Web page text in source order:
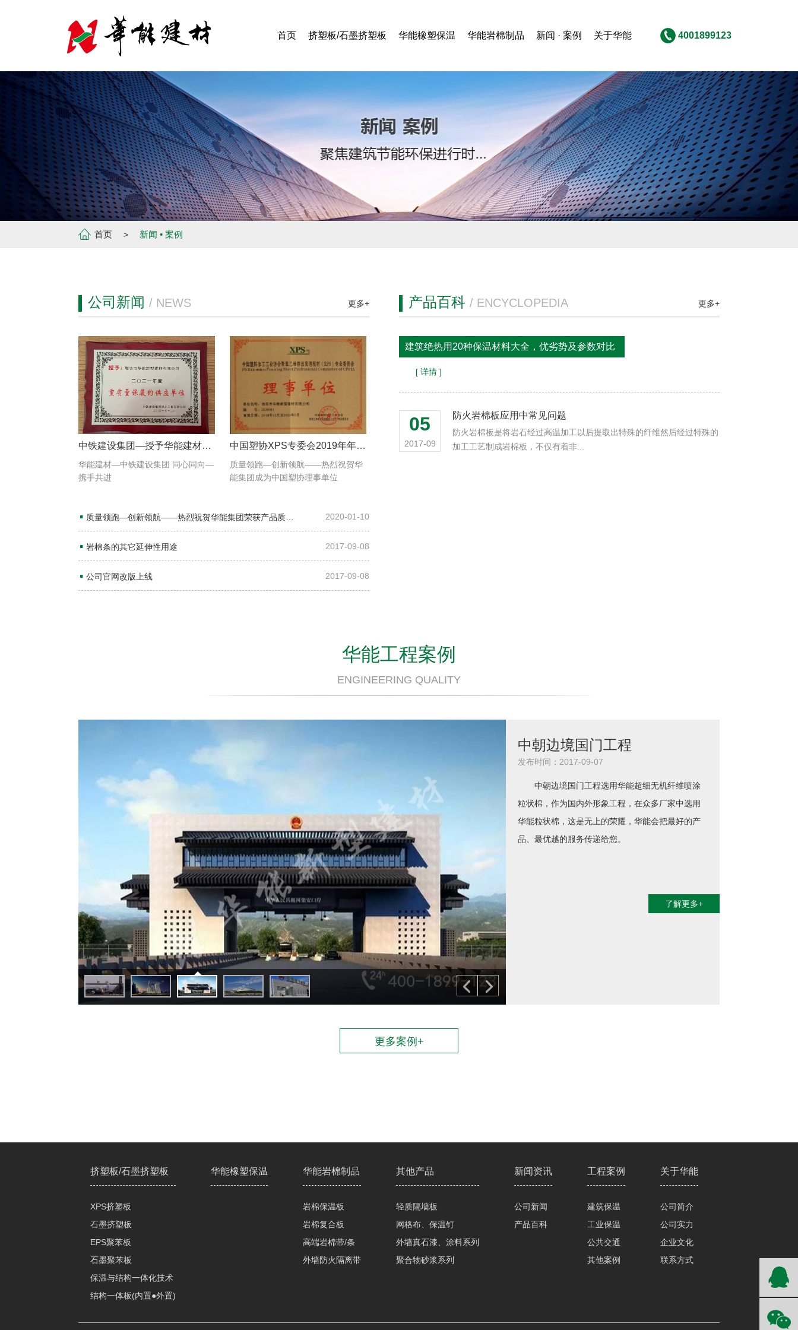
首页 挤塑板/石墨挤塑板 华能橡塑保温 华能岩棉制品 新闻 · 案例 关于华能 4001899123
首页 > 新闻 • 案例
公司新闻 / NEWS 更多+
中铁建设集团—授予华能建材：“重质量保履约供应单位”
华能建材—中铁建设集团 同心同向—
携手共进
中国塑协XPS专委会2019年年会暨技术发展研讨会
质量领跑—创新领航——热烈祝贺华
能集团成为中国塑协理事单位
▪ 质量领跑—创新领航——热烈祝贺华能集团荣获产品质量领跑者 2020-01-10
▪ 岩棉条的其它延伸性用途 2017-09-08
▪ 公司官网改版上线 2017-09-08
产品百科 / ENCYCLOPEDIA 更多+
建筑绝热用20种保温材料大全，优劣势及参数对比
[ 详情 ]
05
2017-09
防火岩棉板应用中常见问题
防火岩棉板是将岩石经过高温加工以后提取出特殊的纤维然后经过特殊的
加工工艺制成岩棉板，不仅有着非...
华能工程案例
ENGINEERING QUALITY
沈阳奥林匹克体育中心
发布时间：2017-09-07
沈阳奥林匹克体中心建设中，外墙保温系统、
中央空调管道保温系统和地下室保温系统均采用华
能保温材料。
了解更多+
更多案例+
挤塑板/石墨挤塑板
XPS挤塑板
石墨挤塑板
EPS聚苯板
石墨聚苯板
保温与结构一体化技术
结构一体板(内置●外置)
华能橡塑保温 华能岩棉制品
岩棉保温板
岩棉复合板
高端岩棉带/条
外墙防火隔离带
其他产品
轻质隔墙板
网格布、保温钉
外墙真石漆、涂料系列
聚合物砂浆系列
新闻资讯
公司新闻
产品百科
工程案例
建筑保温
工业保温
公共交通
其他案例
关于华能
公司简介
公司实力
企业文化
联系方式